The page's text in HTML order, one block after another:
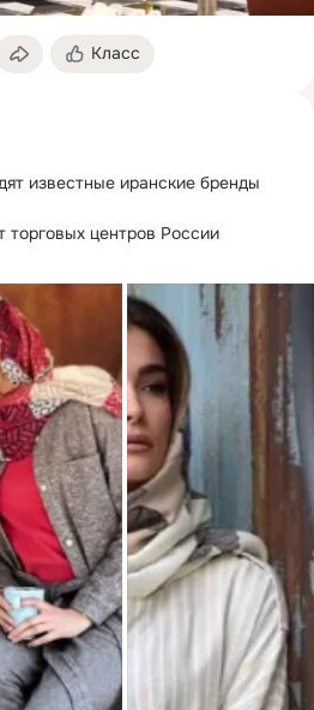
Класс
известные иранские бренды
центров России